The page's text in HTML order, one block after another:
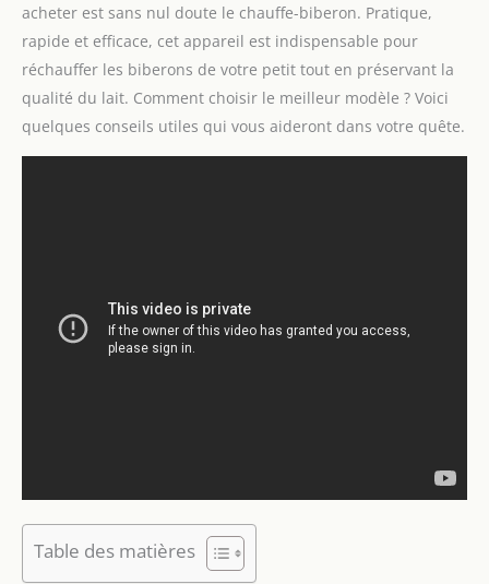
acheter est sans nul doute le chauffe-biberon. Pratique,
rapide et efficace, cet appareil est indispensable pour
réchauffer les biberons de votre petit tout en préservant la
qualité du lait. Comment choisir le meilleur modèle ? Voici
quelques conseils utiles qui vous aideront dans votre quête.
Table des matières